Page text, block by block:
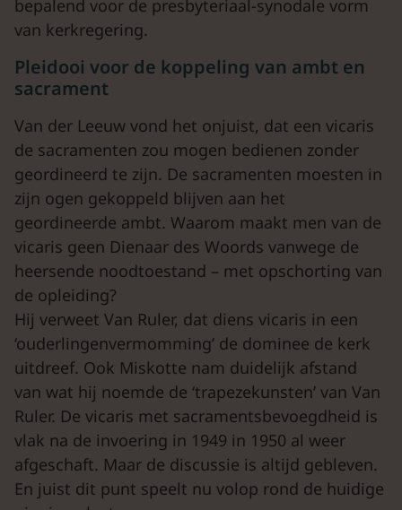
bepalend voor de presbyteriaal-synodale vorm
van kerkregering.
Pleidooi voor de koppeling van ambt en
sacrament
Van der Leeuw vond het onjuist, dat een vicaris
de sacramenten zou mogen bedienen zonder
geordineerd te zijn. De sacramenten moesten in
zijn ogen gekoppeld blijven aan het
geordineerde ambt. Waarom maakt men van de
vicaris geen Dienaar des Woords vanwege de
heersende noodtoestand – met opschorting van
de opleiding?
Hij verweet Van Ruler, dat diens vicaris in een
‘ouderlingenvermomming’ de dominee de kerk
uitdreef. Ook Miskotte nam duidelijk afstand
van wat hij noemde de ‘trapezekunsten’ van Van
Ruler. De vicaris met sacramentsbevoegdheid is
vlak na de invoering in 1949 in 1950 al weer
afgeschaft. Maar de discussie is altijd gebleven.
En juist dit punt speelt nu volop rond de huidige